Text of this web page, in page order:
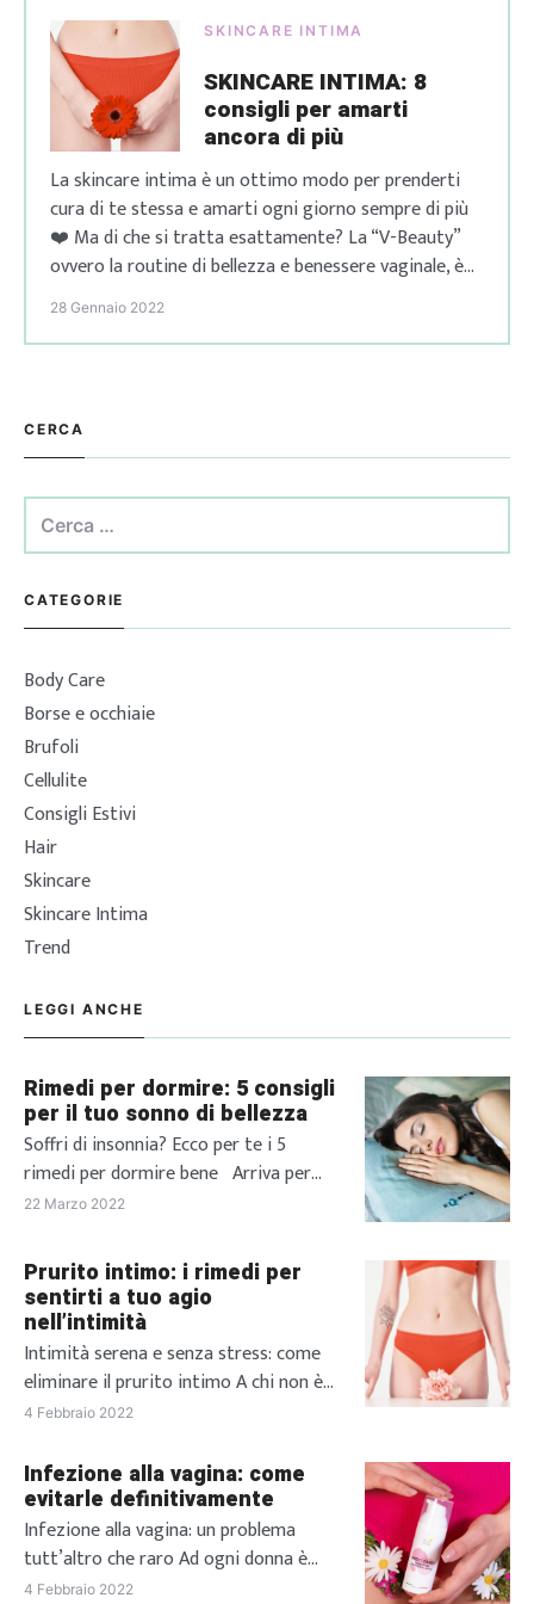
SKINCARE INTIMA
SKINCARE INTIMA: 8
consigli per amarti
ancora di più
La skincare intima è un ottimo modo per prenderti
cura di te stessa e amarti ogni giorno sempre di più
❤️ Ma di che si tratta esattamente? La “V-Beauty”
ovvero la routine di bellezza e benessere vaginale, è
diventata negli ultimi anni un vero trend che va di pari
passo con l’empower femminile e il […]
28 Gennaio 2022
CERCA
Ricerca
per:
CATEGORIE
Body Care
Borse e occhiaie
Brufoli
Cellulite
Consigli Estivi
Hair
Skincare
Skincare Intima
Trend
LEGGI ANCHE
Rimedi per dormire: 5 consigli
per il tuo sonno di bellezza
Soffri di insonnia? Ecco per te i 5
rimedi per dormire bene Arriva per
tutti quel fatidico momento della
a dormire, attenendo con ansia il
momento in cui potrai finalmente
posare la testa sul cuscino e,
puntualmente passi la notte a girarti e
rigirarti nel letto […]
22 Marzo 2022
Prurito intimo: i rimedi per
sentirti a tuo agio
nell’intimità
Intimità serena e senza stress: come
eliminare il prurito intimo A chi non è
mai capitato di soffrire di prurito
peggiorare la situazione può essere la
sua comparsa in momenti particolari.
Capita, infatti, a molte donne di
soffrire di irritazioni, prudore intimo e
bruciore, tutte situazioni che
4 Febbraio 2022
Infezione alla vagina: come
evitarle definitivamente
Infezione alla vagina: un problema
tutt’altro che raro Ad ogni donna è
capitato, almeno una volta nella vita, di
4 Febbraio 2022